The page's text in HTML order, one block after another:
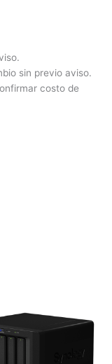
sin previo aviso.
costo de